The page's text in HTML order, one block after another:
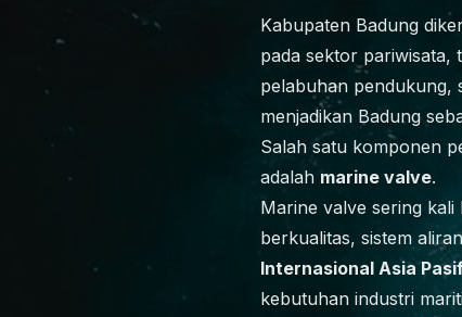
Kabupaten Badung
pada sektor pariwisata,
pelabuhan pendukung,
menjadikan Badung
Salah satu komponen
adalah marine valve.
Marine valve sering
berkualitas, sistem
Internasional Asia
kebutuhan industri